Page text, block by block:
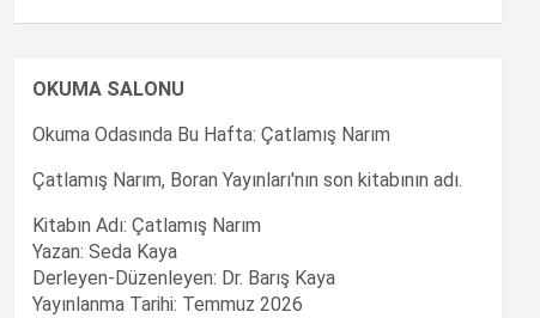
OKUMA SALONU
Okuma Odasında Bu Hafta: Çatlamış Narım
Çatlamış Narım, Boran Yayınları'nın son kitabının adı.
Kitabın Adı: Çatlamış Narım
Yazan: Seda Kaya
Derleyen-Düzenleyen: Dr. Barış Kaya
Yayınlanma Tarihi: Temmuz 2026